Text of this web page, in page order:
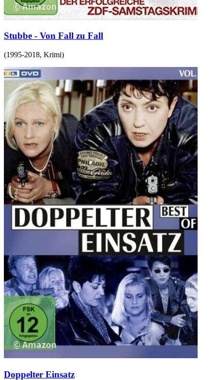
Stubbe - Von Fall zu Fall
(1995-2018, Krimi)
Doppelter Einsatz